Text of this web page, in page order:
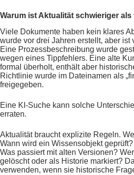
Warum ist Aktualität schwieriger als
Viele Dokumente haben kein klares
wurde vor drei Jahren erstellt, aber ist
Eine Prozessbeschreibung wurde
wegen eines Tippfehlers. Eine alte
formal überholt, enthält aber
Richtlinie wurde im Dateinamen als
freigegeben.
Eine KI-Suche kann solche
erraten.
Aktualität braucht explizite Regeln.
Wann wird ein Wissensobjekt
Was passiert mit alten Versionen?
gelöscht oder als Historie markiert?
verwenden, wenn sie historische